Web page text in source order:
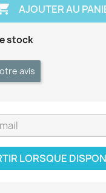
AJOUTER AU
stock
avis
LORSQUE